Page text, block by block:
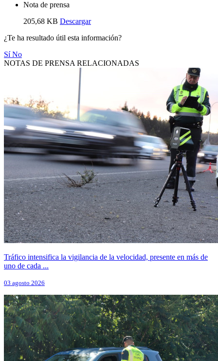
Nota de prensa
205,68 KB Descargar
¿Te ha resultado útil esta información?
SíNo
NOTAS DE PRENSA RELACIONADAS
Tráfico intensifica la vigilancia de la velocidad, presente en más de
uno de cada ...
03 agosto 2026